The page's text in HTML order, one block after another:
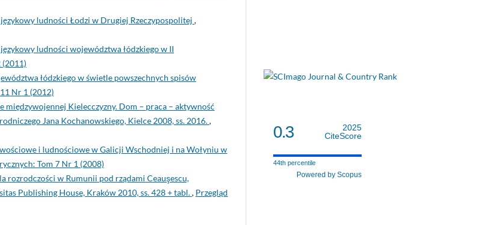
ludności Łodzi w Drugiej Rzeczypospolitej ,
ludności województwa łódzkiego w II
(2011)
łódzkiego w świetle powszechnych spisów
Nr 1 (2012)
międzywojennej Kielecczyzny. Dom – praca – aktywność
Jana Kochanowskiego, Kielce 2008, ss. 2016.,
i ludnościowe w Galicji Wschodniej i na Wołyniu w
Tom 7 Nr 1 (2008)
rozrodczości w Rumunii pod rządami Ceauşescu,
Publishing House, Kraków 2010, ss. 428 + tabl., Przegląd
0.3
2025
CiteScore
44th percentile
Powered by Scopus